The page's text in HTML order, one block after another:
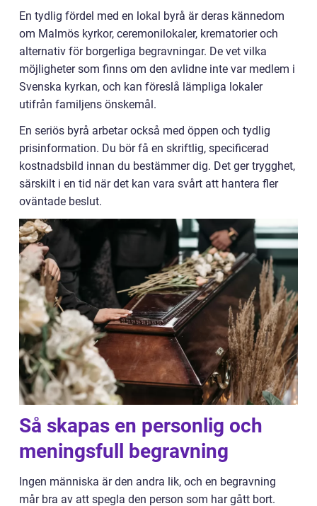
En tydlig fördel med en lokal byrå är deras kännedom
om Malmös kyrkor, ceremonilokaler, krematorier och
alternativ för borgerliga begravningar. De vet vilka
möjligheter som finns om den avlidne inte var medlem i
Svenska kyrkan, och kan föreslå lämpliga lokaler
utifrån familjens önskemål.
En seriös byrå arbetar också med öppen och tydlig
prisinformation. Du bör få en skriftlig, specificerad
kostnadsbild innan du bestämmer dig. Det ger trygghet,
särskilt i en tid när det kan vara svårt att hantera fler
oväntade beslut.
Så skapas en personlig och
meningsfull begravning
Ingen människa är den andra lik, och en begravning
mår bra av att spegla den person som har gått bort.